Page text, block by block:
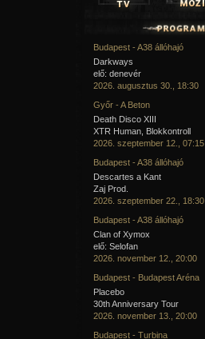
Budapest - A38 állóhajó
Darkways
elő: denevér
2026. augusztus 30., 18:30
Győr - A Beton
Death Disco XIII
XTR Human, Blokkontroll
2026. szeptember 12., 07:15
Budapest - A38 állóhajó
Descartes a Kant
Zaj Prod.
2026. szeptember 22., 18:30
Budapest - A38 állóhajó
Clan of Xymox
elő: Selofan
2026. november 12., 20:00
Budapest - Budapest Aréna
Placebo
30th Anniversary Tour
2026. november 13., 20:00
Budapest - Turbina